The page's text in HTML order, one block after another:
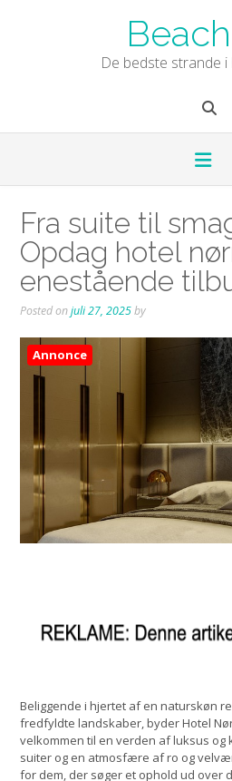
De bedste strande i
Fra suite til
Opdag hotel
enestående
Posted onjuli 27, 2025by
Annonce
Beliggende i hjertet af en naturskøn
fredfyldte landskaber, byder Hotel
velkommen til en verden af luksus og
suiter og en atmosfære af ro og
for dem, der søger et ophold ud over